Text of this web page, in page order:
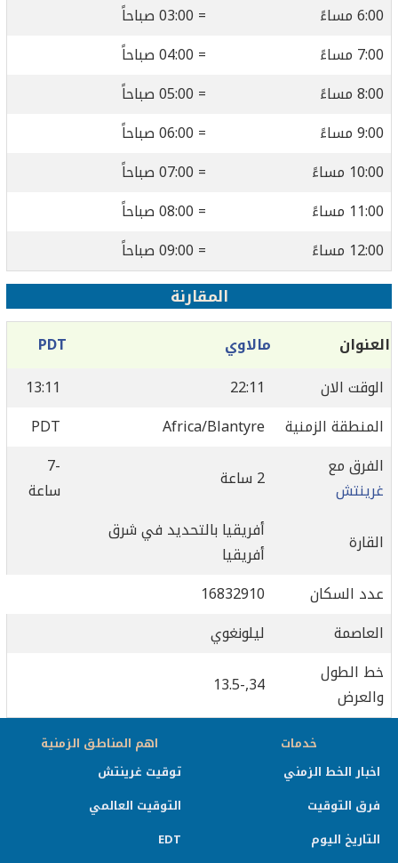
6:00 مساءً
= 03:00 صباحاً
7:00 مساءً
= 04:00 صباحاً
8:00 مساءً
= 05:00 صباحاً
9:00 مساءً
= 06:00 صباحاً
10:00 مساءً
= 07:00 صباحاً
11:00 مساءً
= 08:00 صباحاً
12:00 مساءً
= 09:00 صباحاً
المقارنة
العنوان مالاوي
PDT
الوقت الان
22:11
13:11
المنطقة الزمنية
Africa/Blantyre
PDT
الفرق مع
غرينتش
2 ساعة
-7
ساعة
القارة
أفريقيا بالتحديد في شرق
أفريقيا
عدد السكان
16832910
العاصمة
ليلونغوي
خط الطول
والعرض
34,-13.5
خدمات
اخبار الخط الزمني
فرق التوقيت
التاريخ اليوم
اهم المناطق الزمنية
توقيت غرينتش
التوقيت العالمي
EDT